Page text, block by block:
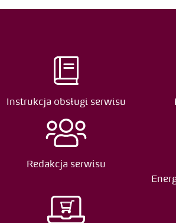
Kozłowski
04-11
2022-06-
Jarosław Kizło
2019-04-
Jarosław Kizło
2013-11-
Małgorzata Smoliga
Instrukcja obsługi serwisu
Redakcja serwisu